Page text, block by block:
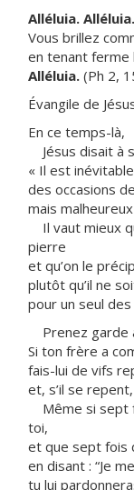
Alléluia. Alléluia.
Vous brillez
en tenant ferme
Alléluia. (Ph 2,
Évangile de
En ce temps-là,
Jésus disait à
« Il est
des occasions
mais
Il vaut mieux
pierre
et qu’on le
plutôt qu’il ne
pour un seul
Prenez garde
Si ton frère a
fais-lui de vifs
et, s’il se
Même si sept
toi,
et que sept fois
en disant : “Je
tu lui